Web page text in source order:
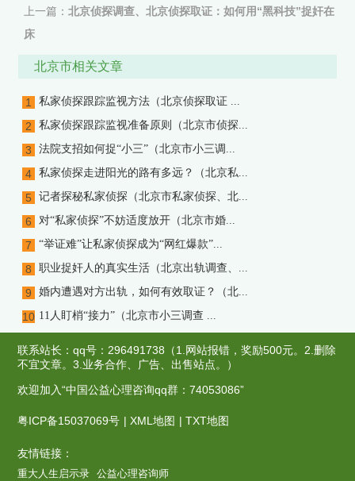
上一篇： 北京侦探调查、北京侦探取证：如何用“黑科技”捉奸在
床
下一篇：
北京私家侦探、北京侦探调查：捉奸在床、参与捉奸人
北京市相关文章
1 私家侦探跟踪监视方法（北京侦探取证 ...
2 私家侦探跟踪监视准备原则（北京市侦探...
3 法院支招如何捉“小三”（北京市小三调...
4 私家侦探走进阳光的路有多远？（北京私...
5 记者探秘私家侦探（北京市私家侦探、北...
6 对“私家侦探”不妨适度放开（北京市婚...
7 “举证难”让私家侦探成为“网红爆款”...
8 职业捉奸人的真实生活（北京出轨调查、...
9 婚内遭遇对方出轨，如何有效取证？（北...
10 11人盯梢“接力”（北京市小三调查 ...
联系站长：qq号：296491738（1.网站报错，奖励500元。2.删除
不宜文章。3.业务合作、广告、出售站点。）
欢迎加入“中国公益心理咨询qq群：74053086”
粤ICP备15037069号 |XML地图 |TXT地图
友情链接：
重大人生启示录 公益心理咨询师